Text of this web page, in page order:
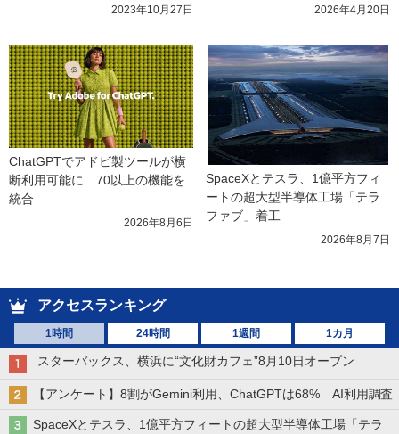
2023年10月27日 2026年4月20日
ChatGPTでアドビ製ツールが横
断利用可能に　70以上の機能を
統合
2026年8月6日
SpaceXとテスラ、1億平方フィ
ートの超大型半導体工場「テラ
ファブ」着工
2026年8月7日
アクセスランキング
1時間 24時間 1週間 1カ月
スターバックス、横浜に“文化財カフェ”8月10日オープン
【アンケート】8割がGemini利用、ChatGPTは68% AI利用調査
SpaceXとテスラ、1億平方フィートの超大型半導体工場「テラ